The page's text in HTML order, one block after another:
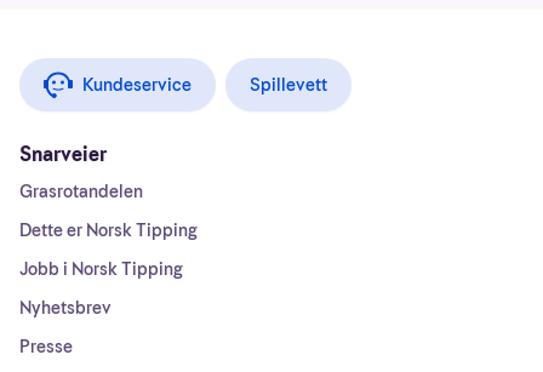
Kundeservice Spillevett
Snarveier
Grasrotandelen
Dette er Norsk Tipping
Jobb i Norsk Tipping
Nyhetsbrev
Presse